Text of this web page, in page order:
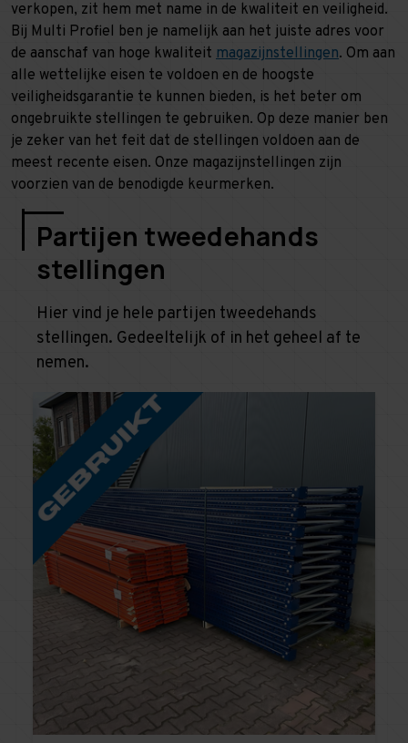
verkopen, zit hem met name in de kwaliteit en veiligheid.
Bij Multi Profiel ben je namelijk aan het juiste adres voor
de aanschaf van hoge kwaliteit magazijnstellingen. Om aan
alle wettelijke eisen te voldoen en de hoogste
veiligheidsgarantie te kunnen bieden, is het beter om
ongebruikte stellingen te gebruiken. Op deze manier ben
je zeker van het feit dat de stellingen voldoen aan de
meest recente eisen. Onze magazijnstellingen zijn
voorzien van de benodigde keurmerken.
Partijen tweedehands
stellingen
Hier vind je hele partijen tweedehands
stellingen. Gedeeltelijk of in het geheel af te
nemen.